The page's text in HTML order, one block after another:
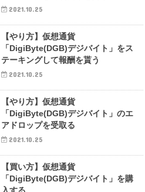
2021.10.25
【やり方】仮想通貨
「DigiByte(DGB)デジバイト」をス
テーキングして報酬を貰う
2021.10.25
【やり方】仮想通貨
「DigiByte(DGB)デジバイト」のエ
アドロップを受取る
2021.10.25
【買い方】仮想通貨
「DigiByte(DGB)デジバイト」を購